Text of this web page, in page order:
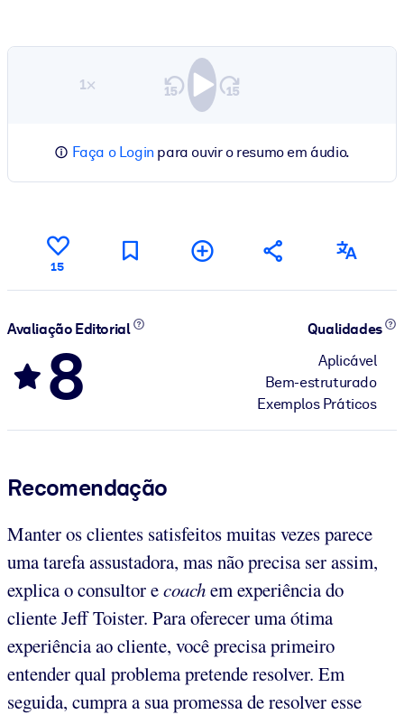
1×
Faça o Login para ouvir o resumo em áudio.
15
Avaliação Editorial
8
Qualidades
Aplicável
Bem-estruturado
Exemplos Práticos
Recomendação
Manter os clientes satisfeitos muitas vezes parece
uma tarefa assustadora, mas não precisa ser assim,
explica o consultor ecoachem experiência do
cliente Jeff Toister. Para oferecer uma ótima
experiência ao cliente, você precisa primeiro
entender qual problema pretende resolver. Em
seguida, cumpra a sua promessa de resolver esse